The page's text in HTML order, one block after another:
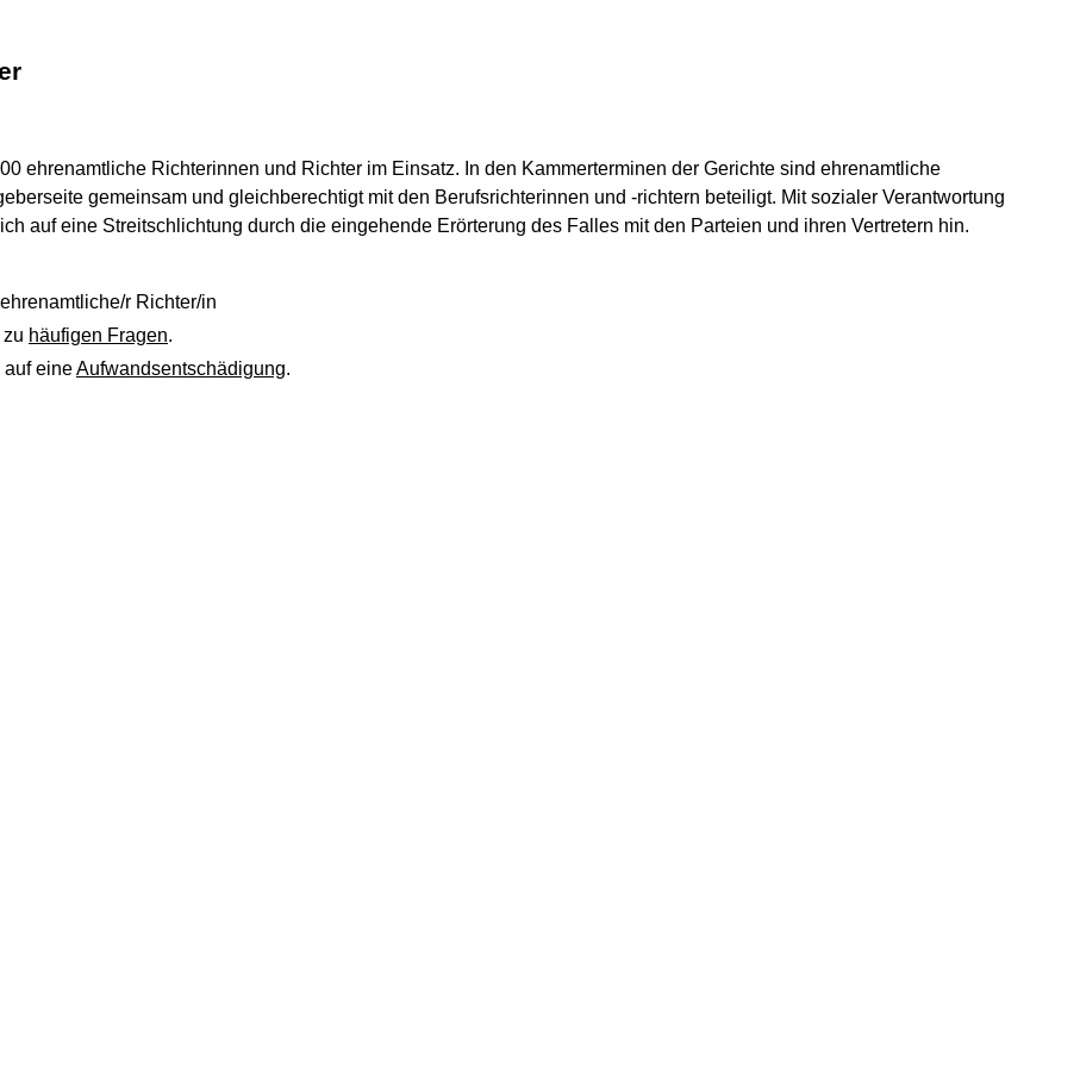
ehrenamtliche Richterinnen und Richter im Einsatz. In den Kammerterminen der Gerichte sind ehrenamtliche
gemeinsam und gleichberechtigt mit den Berufsrichterinnen und -richtern beteiligt. Mit sozialer Verantwortung
auf eine Streitschlichtung durch die eingehende Erörterung des Falles mit den Parteien und ihren Vertretern hin.
r Richter/in
häufigen Fragen.
auf eineAufwandsentschädigung.